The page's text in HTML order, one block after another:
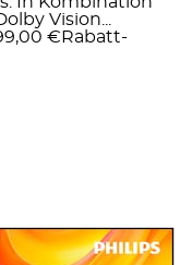
Vision...
€ Rabatt-